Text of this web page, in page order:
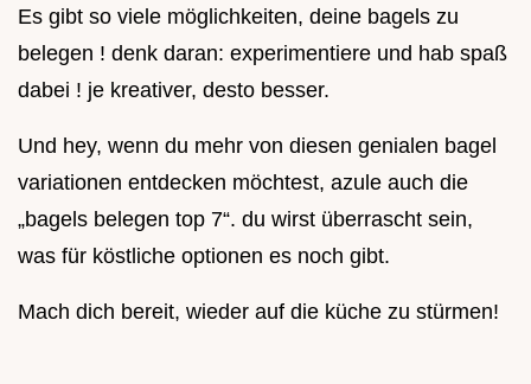
Es gibt so viele möglichkeiten, deine bagels zu
belegen ! denk daran: experimentiere und hab spaß
dabei ! je kreativer, desto besser.
Und hey, wenn du mehr von diesen genialen bagel
variationen entdecken möchtest, azule auch die
„bagels belegen top 7“. du wirst überrascht sein,
was für köstliche optionen es noch gibt.
Mach dich bereit, wieder auf die küche zu stürmen!